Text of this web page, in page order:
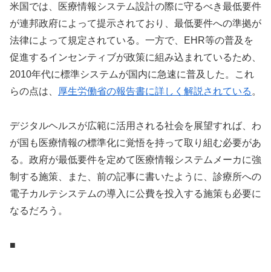
米国では、医療情報システム設計の際に守るべき最低要件
が連邦政府によって提示されており、最低要件への準拠が
法律によって規定されている。一方で、EHR等の普及を
促進するインセンティブが政策に組み込まれているため、
2010年代に標準システムが国内に急速に普及した。これ
らの点は、
厚生労働省の報告書に詳しく解説されている 。
デジタルヘルスが広範に活用される社会を展望すれば、わ
が国も医療情報の標準化に覚悟を持って取り組む必要があ
る。政府が最低要件を定めて医療情報システムメーカに強
制する施策、また、前の記事に書いたように、診療所への
電子カルテシステムの導入に公費を投入する施策も必要に
なるだろう。
■